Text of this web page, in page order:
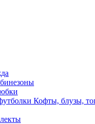
Кофты, блузы,